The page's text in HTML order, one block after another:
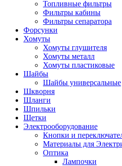
Топливные фильтры
Фильтры кабины
Фильтры сепаратора
Форсунки
Хомуты
Хомуты глушителя
Хомуты металл
Хомуты пластиковые
Шайбы
Шайбы универсальные
Шкворня
Шланги
Шпильки
Щетки
Электрооборудование
Кнопки и
Материалы для
Оптика
Лампочки